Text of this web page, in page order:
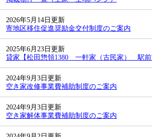
2026年5月14日更新
寄地区移住促進奨励金交付制度のご案内
2025年6月23日更新
貸家【松田惣領1380 一軒家（古民家） 駅前
2024年9月3日更新
空き家改修事業費補助制度のご案内
2024年9月3日更新
空き家解体事業費補助制度のご案内